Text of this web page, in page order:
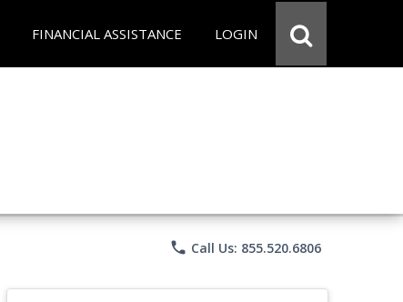
FINANCIAL ASSISTANCE LOGIN
phone Call Us: 855.520.6806